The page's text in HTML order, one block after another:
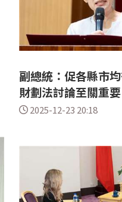
副總統：促各縣市
財劃法討論至關重要
2025-12-23 20:18